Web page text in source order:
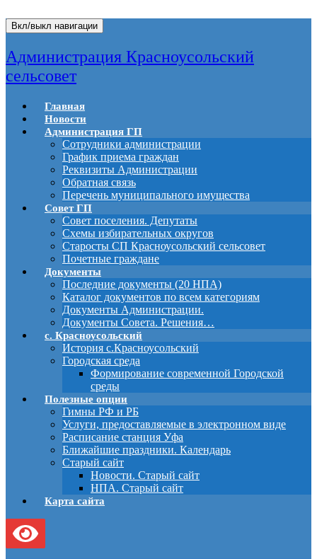
Вкл/выкл навигации
Администрация Красноусольский
сельсовет
Главная
Новости
Администрация ГП
Сотрудники администрации
График приема граждан
Реквизиты Администрации
Обратная связь
Перечень муниципального имущества
Совет ГП
Совет поселения. Депутаты
Схемы избирательных округов
Старосты СП Красноусольский сельсовет
Почетные граждане
Документы
Последние документы (20 НПА)
Каталог документов по всем категориям
Документы Администрации.
Документы Совета. Решения…
с. Красноусольский
История с.Красноусольский
Городская среда
Формирование современной Городской
среды
Полезные опции
Гимны РФ и РБ
Услуги, предоставляемые в электронном виде
Расписание станция Уфа
Ближайшие праздники. Календарь
Старый сайт
Новости. Старый сайт
НПА. Старый сайт
Карта сайта